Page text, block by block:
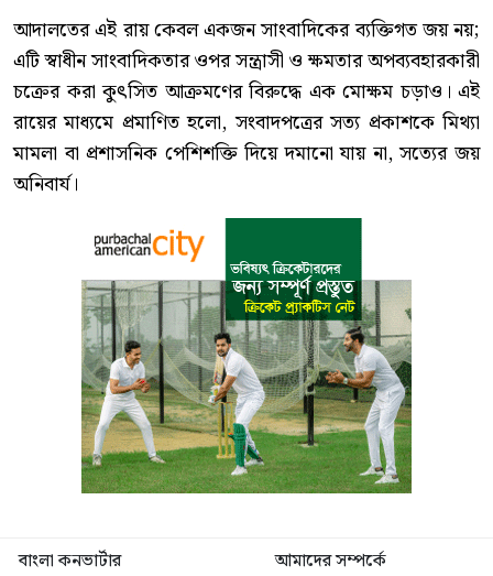
আদালতের এই রায় কেবল একজন সাংবাদিকের ব্যক্তিগত জয় নয়;
এটি স্বাধীন সাংবাদিকতার ওপর সন্ত্রাসী ও ক্ষমতার অপব্যবহারকারী
চক্রের করা কুৎসিত আক্রমণের বিরুদ্ধে এক মোক্ষম চড়াও। এই
রায়ের মাধ্যমে প্রমাণিত হলো, সংবাদপত্রের সত্য প্রকাশকে মিথ্যা
মামলা বা প্রশাসনিক পেশিশক্তি দিয়ে দমানো যায় না, সত্যের জয়
অনিবার্য।
বাংলা কনভার্টার আমাদের সম্পর্কে